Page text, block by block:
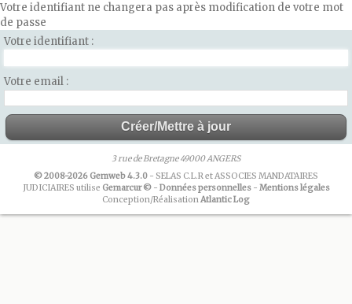
Votre identifiant ne changera pas après modification de votre mot
de passe
Votre identifiant
Votre email
3 rue de Bretagne 49000 ANGERS
© 2008-2026 Gemweb 4.3.0 - SELAS C.L.R et ASSOCIES MANDATAIRES
JUDICIAIRES utilise Gemarcur ©- Données personnelles- Mentions légales
Conception/RéalisationAtlantic Log